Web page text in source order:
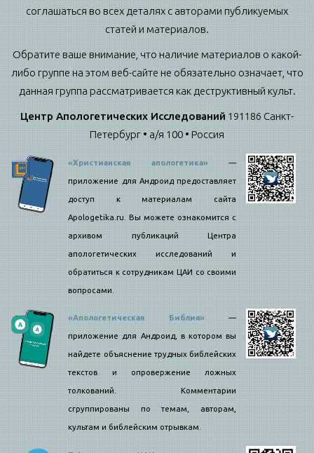
соглашаться во всех деталях с авторами публикуемых
статей и материалов.
Обратите ваше внимание, что наличие материалов о какой-
либо группе на этом веб-сайте не обязательно означает, что
данная группа рассматривается как деструктивный культ.
Центр Апологетических Исследований 191186 Санкт-
Петербург • а/я 100 • Россия
«Христианская апологетика»—
приложение для Андроид предоставляет
доступ к материалам сайта
Apologetika.ru. Вы можете ознакомится с
архивом публикаций Центра
апологетических исследований и
обратиться к сотрудникам ЦАИ со своими
вопросами.
«Апологетическая Библия»—
приложение для Андроид, в котором вы
найдете объяснение трудных библейских
текстов и опровержение ложных
толкований. Комментарии
сгруппированы по темам, авторам,
культам и библейским отрывкам.